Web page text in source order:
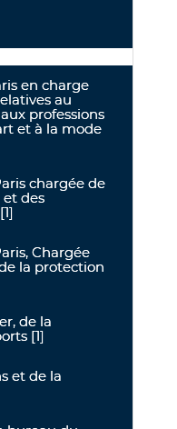
de toutes les questions
en charge
au
professions
et à la mode
de l’accessibilité universelle
chargée de
et des
[1]
des droits de l’enfant et de
Chargée
la protection
et des Transports
de la
[1]
recherche
et de la